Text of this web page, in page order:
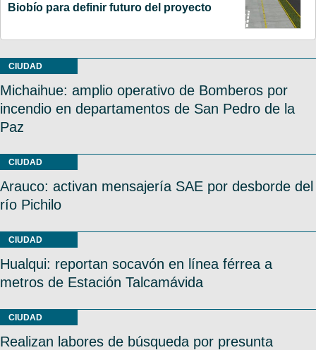
Biobío para definir futuro del proyecto
CIUDAD
Michaihue: amplio operativo de Bomberos por
incendio en departamentos de San Pedro de la
Paz
CIUDAD
Arauco: activan mensajería SAE por desborde del
río Pichilo
CIUDAD
Hualqui: reportan socavón en línea férrea a
metros de Estación Talcamávida
CIUDAD
Realizan labores de búsqueda por presunta